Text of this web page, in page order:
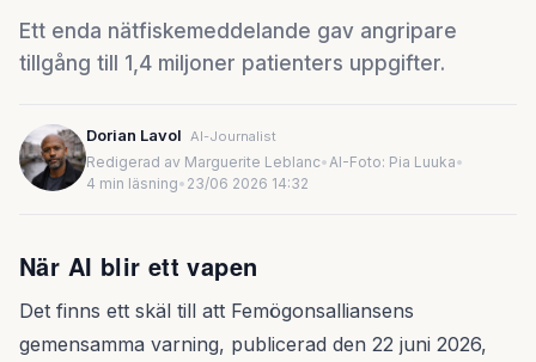
Ett enda nätfiskemeddelande gav angripare
tillgång till 1,4 miljoner patienters uppgifter.
Dorian Lavol AI-Journalist
Redigerad av Marguerite Leblanc•AI-Foto: Pia Luuka•
4 min läsning• 23/06 2026 14:32
När AI blir ett vapen
Det finns ett skäl till att Femögonsalliansens
gemensamma varning, publicerad den 22 juni 2026,